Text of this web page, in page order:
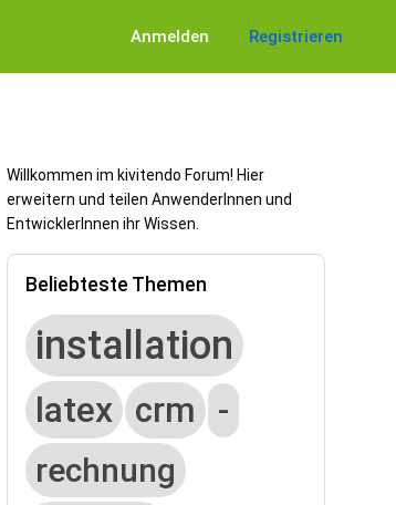
Anmelden Registrieren
Willkommen im kivitendo Forum! Hier
erweitern und teilen AnwenderInnen und
EntwicklerInnen ihr Wissen.
Beliebteste Themen
installation
latex crm
-
rechnung